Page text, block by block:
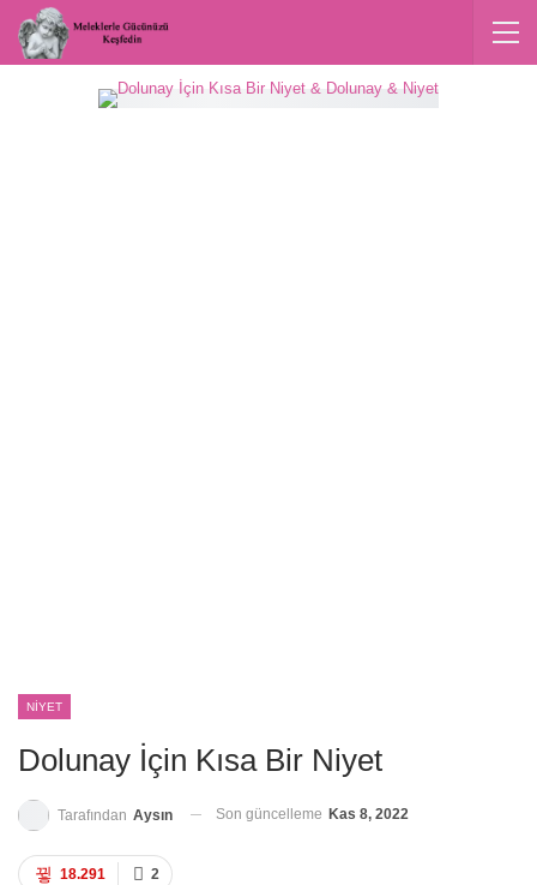
NIYET
Dolunay İçin Kısa Bir Niyet
Tarafından Aysın Son güncelleme Kas 8, 2022
2
18.291